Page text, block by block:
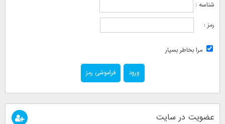
شناسه :
رمز :
مرا بخاطر بسپار
فراموشی رمز
عضویت در سایت